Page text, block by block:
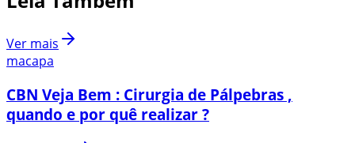
Ver mais
macapa
CBN Veja Bem : Cirurgia de Pálpebras ,
quando e por quê realizar ?